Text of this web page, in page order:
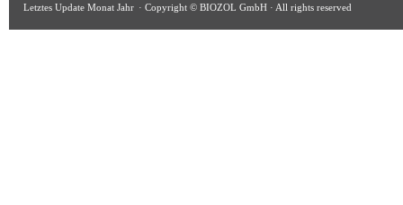
Letztes Update Monat Jahr · Copyright © BIOZOL GmbH · All rights reserved